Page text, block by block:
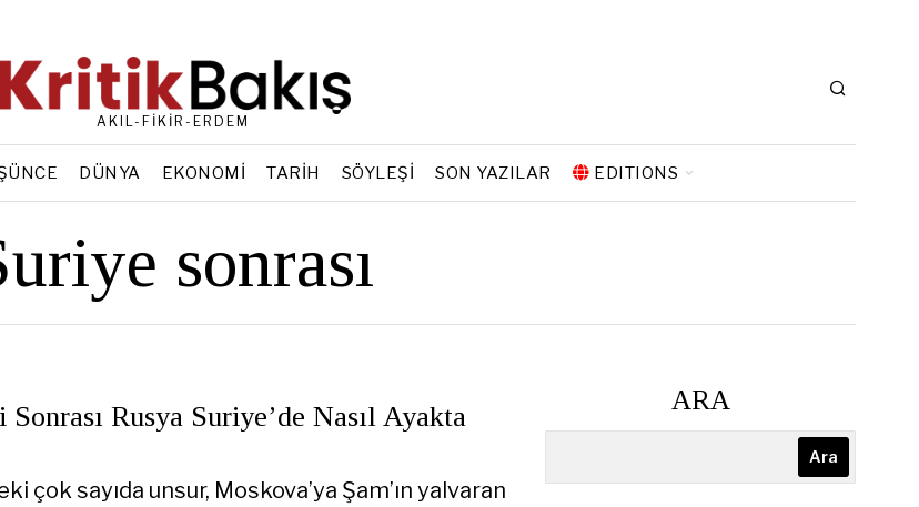
AKIL-FİKİR-ERDEM
DÜNYA EKONOMI TARIH SÖYLEŞI SON YAZILAR EDITIONS
sonrası
Rusya Suriye’de Nasıl Ayakta
çok sayıda unsur, Moskova’ya Şam’ın yalvaran
ARA
Ara